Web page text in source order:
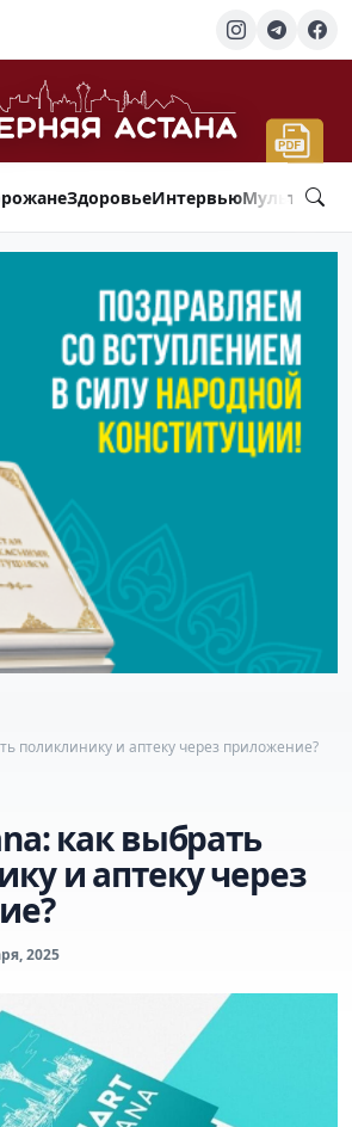
ЗдоровьеИнтервью
поликлинику и аптеку через приложение?
как выбрать
и аптеку через
2025